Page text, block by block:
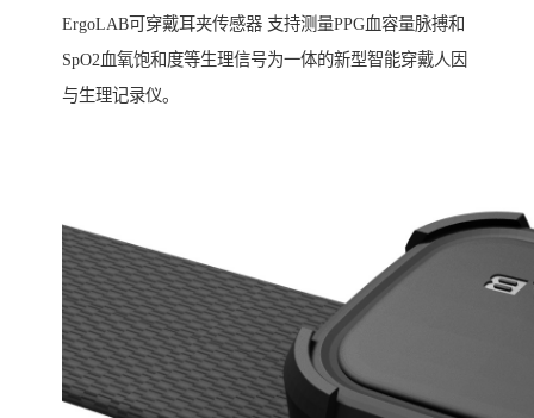
ErgoLAB可穿戴耳夹传感器 支持测量PPG血容量脉搏和
SpO2血氧饱和度等生理信号为一体的新型智能穿戴人因
与生理记录仪。